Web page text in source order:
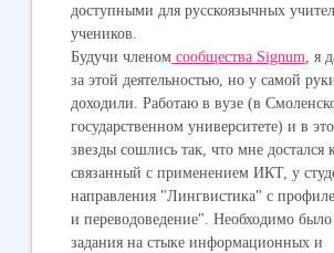
доступными для русскоязычных
учеников.
Будучи членом сообщества Signum , я
за этой деятельностью, но у самой
доходили. Работаю в вузе (в
государственном университете) и в
звезды сошлись так, что мне достался
связанный с применением ИКТ, у
направления "Лингвистика" с
и переводоведение". Необходимо было
задания на стыке информационных и